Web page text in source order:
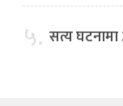
५. सत्य घटनामा